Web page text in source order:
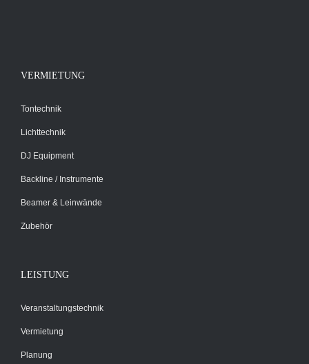
VERMIETUNG
Tontechnik
Lichttechnik
DJ Equipment
Backline / Instrumente
Beamer & Leinwände
Zubehör
LEISTUNG
Veranstaltungstechnik
Vermietung
Planung